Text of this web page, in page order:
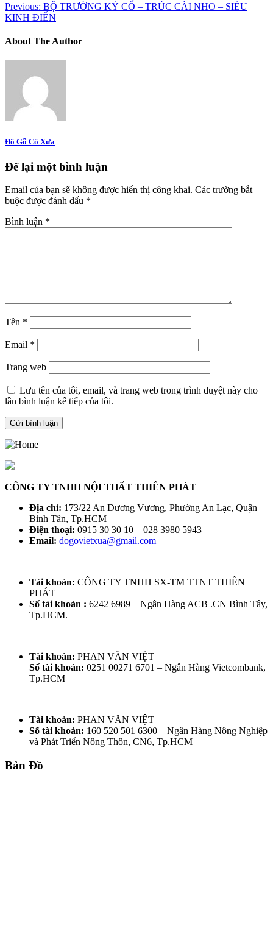
Previous: BỘ TRƯỜNG KỶ CỔ – TRÚC CÀI NHO – SIÊU
KINH ĐIỂN
About The Author
Đồ Gỗ Cổ Xưa
Để lại một bình luận
Email của bạn sẽ không được hiển thị công khai. Các trường bắt
buộc được đánh dấu *
Bình luận *
Tên *
Email *
Trang web
Lưu tên của tôi, email, và trang web trong trình duyệt này cho
lần bình luận kế tiếp của tôi.
CÔNG TY TNHH NỘI THẤT THIÊN PHÁT
Địa chỉ: 173/22 An Dương Vương, Phường An Lạc, Quận
Bình Tân, Tp.HCM
Điện thoại: 0915 30 30 10 – 028 3980 5943
Email: dogovietxua@gmail.com
Tài khoản: CÔNG TY TNHH SX-TM TTNT THIÊN
PHÁT
Số tài khoản : 6242 6989 – Ngân Hàng ACB .CN Bình Tây,
Tp.HCM.
Tài khoản: PHAN VĂN VIỆT
Số tài khoản: 0251 00271 6701 – Ngân Hàng Vietcombank,
Tp.HCM
Tài khoản: PHAN VĂN VIỆT
Số tài khoản: 160 520 501 6300 – Ngân Hàng Nông Nghiệp
và Phát Triển Nông Thôn, CN6, Tp.HCM
Bản Đồ